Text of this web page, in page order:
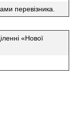
перевізника.
«Нової